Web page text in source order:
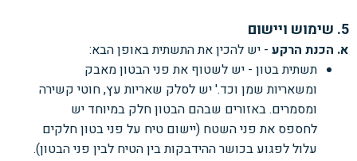
5. שימוש ויישום
א. הכנת הרקע - יש להכין את התשתית באופן הבא:
תשתית בטון - יש לשטוף את פני הבטון מאבק
ומשאריותשמן וכד.' יש לסלק שאריות עץ, חוטי קשירה
ומסמרים. באזורים שבהם הבטון חלק במיוחד יש
לחספס את פני השטח (יישום טיח על פני בטון חלקים
עלול לפגוע בכושר ההידבקות ביןהטיח לבין פני הבטון).